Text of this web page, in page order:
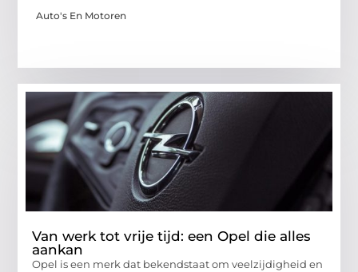
Auto's En Motoren
Van werk tot vrije tijd: een Opel die alles
aankan
Opel is een merk dat bekendstaat om veelzijdigheid en